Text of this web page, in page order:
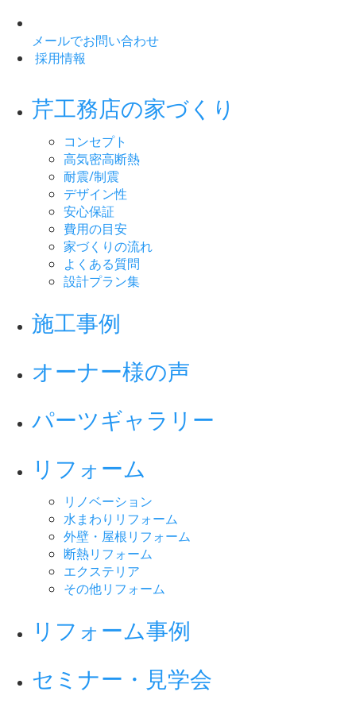
メールでお問い合わせ
採用情報
芹工務店の家づくり
コンセプト
高気密高断熱
耐震/制震
デザイン性
安心保証
費用の目安
家づくりの流れ
よくある質問
設計プラン集
施工事例
オーナー様の声
パーツギャラリー
リフォーム
リノベーション
水まわりリフォーム
外壁・屋根リフォーム
断熱リフォーム
エクステリア
その他リフォーム
リフォーム事例
セミナー・見学会